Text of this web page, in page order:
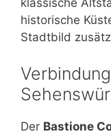
historische
Stadtbild
Der Bastione